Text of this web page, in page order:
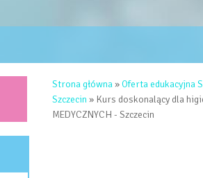
JESTEŚ TUTAJ
Strona główna» Oferta edukacyjna
Szczecin » Kurs doskonalący dla
MEDYCZNYCH - Szczecin